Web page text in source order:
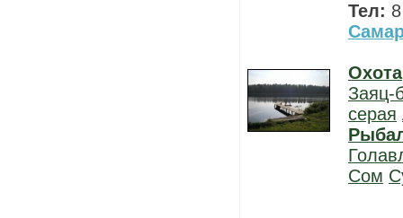
Тел:
Охота
Заяц-
серая
Сом